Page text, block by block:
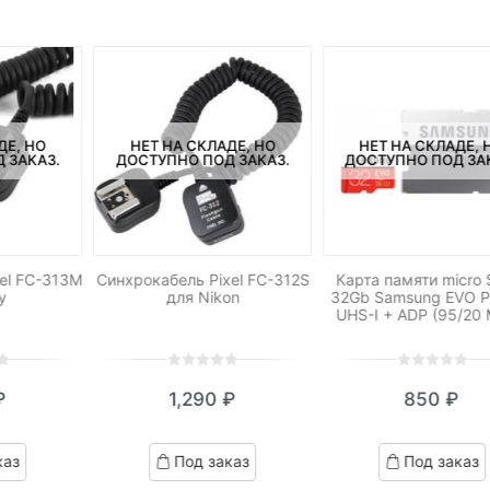
НО
ЗАКАЗ.
FC-313M
НЕТ НА СКЛАДЕ, НО
ДОСТУПНО ПОД ЗАКАЗ.
Синхрокабель Pixel FC-312S
для Nikon
out
based
on
customer
1,290 ₽
Под заказ
НЕТ НА СКЛАДЕ,
ДОСТУПНО ПОД
Карта памяти micro
32Gb Samsung EVO
UHS-I + ADP (95/20
out
based
on
customer
850₽
Под заказ